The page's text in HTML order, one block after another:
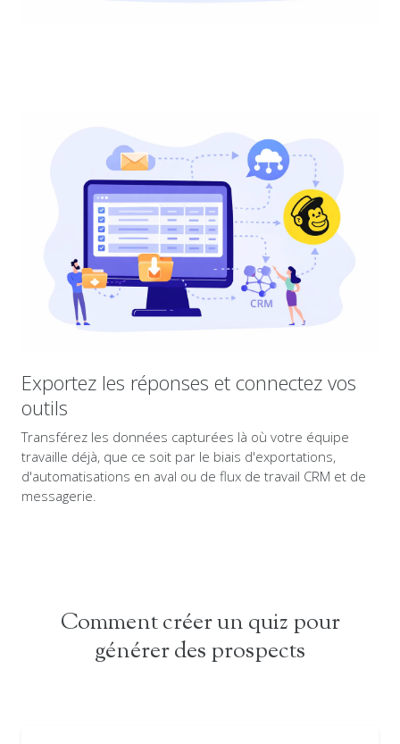
Exportez les réponses et connectez vos
outils
Transférez les données capturées là où votre équipe
travaille déjà, que ce soit par le biais d'exportations,
d'automatisations en aval ou de flux de travail CRM et de
messagerie.
Comment créer un quiz pour
générer des prospects